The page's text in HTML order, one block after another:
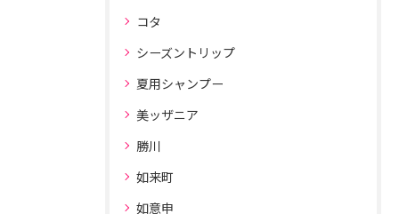
コタ
シーズントリップ
夏用シャンプー
美ッザニア
勝川
如来町
如意申